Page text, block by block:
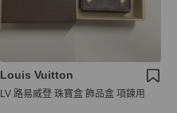
Louis Vuitton
LV 路易威登 珠寶盒 飾品盒 項鍊用